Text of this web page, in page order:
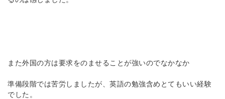
また外国の方は要求をのませることが強いのでなかなか
準備段階では苦労しましたが、英語の勉強含めとてもいい経験
でした。